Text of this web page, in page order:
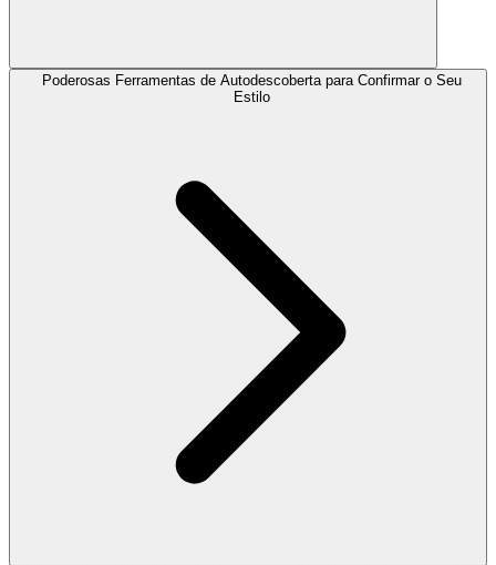
Poderosas Ferramentas de Autodescoberta para Confirmar o Seu
Estilo